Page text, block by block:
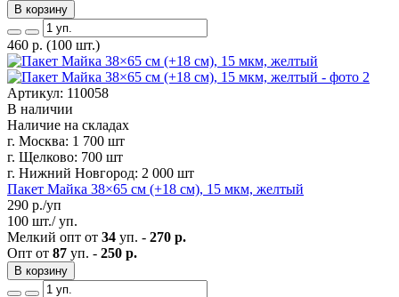
В корзину
460 р. (100 шт.)
Артикул: 110058
В наличии
Наличие на складах
г. Москва: 1 700 шт
г. Щелково: 700 шт
г. Нижний Новгород: 2 000 шт
Пакет Майка 38×65 см (+18 см), 15 мкм, желтый
290 р./уп
100 шт./ уп.
Мелкий опт от 34 уп. - 270 р.
Опт от 87 уп. - 250 р.
В корзину